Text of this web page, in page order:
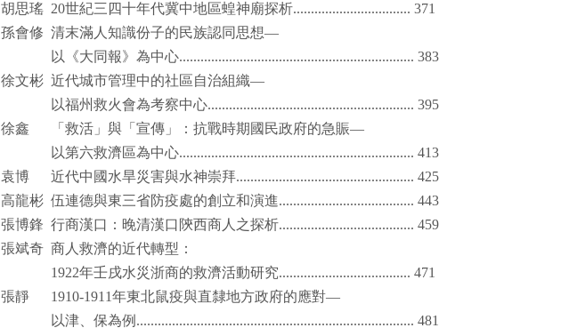
胡思瑤 20世紀三四十年代冀中地區蝗神廟探析................................. 371
孫會修 清末滿人知識份子的民族認同思想—
以《大同報》為中心.................................................................. 383
徐文彬 近代城市管理中的社區自治組織—
以福州救火會為考察中心.......................................................... 395
徐鑫
「救活」與「宣傳」：抗戰時期國民政府的急賑—
以第六救濟區為中心.................................................................. 413
袁博
近代中國水旱災害與水神崇拜.................................................. 425
高龍彬 伍連德與東三省防疫處的創立和演進...................................... 443
張博鋒 行商漢口：晚清漢口陝西商人之探析...................................... 459
張斌奇 商人救濟的近代轉型：
1922年壬戌水災浙商的救濟活動研究..................................... 471
張靜 1910-1911年東北鼠疫與直隸地方政府的應對—
以津、保為例 .............................................................................. 481